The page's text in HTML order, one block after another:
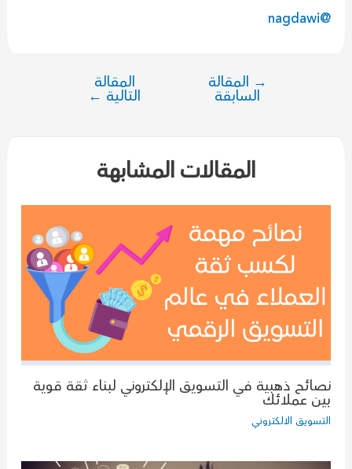
@nagdawi
تصفّح→ المقالة
السابقة
المقالة
التالية ←
المقالات المشابهة
نصائح ذهبية في التسويق الإلكتروني لبناء ثقة قوية
بين عملائك
التسويق الالكتروني